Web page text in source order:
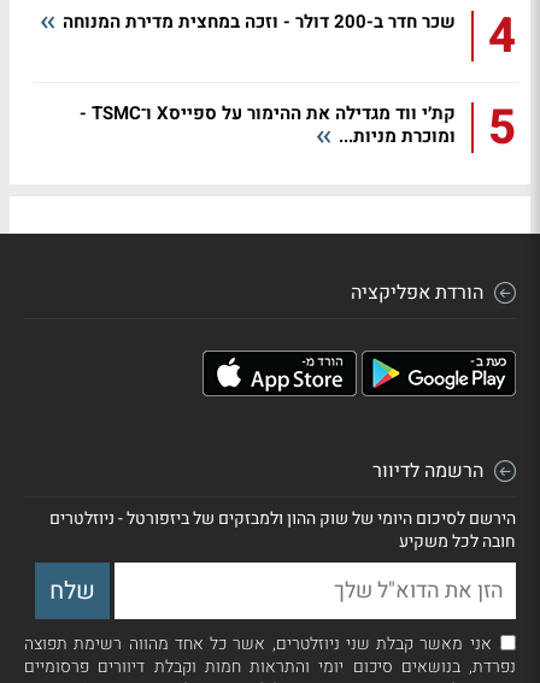
4 שכר חדר ב-200 דולר - וזכה במחצית מדירת המנוחה
5
קת׳י ווד מגדילה את ההימור על ספייסX ו־TSMC -
ומוכרת מניות...
הורדת אפליקציה
הרשמה לדיוור
הירשם לסיכום היומי של שוק ההון ולמבזקים של ביזפורטל - ניוזלטרים
חובה לכל משקיע
אני מאשר קבלת שני ניוזלטרים, אשר כל אחד מהווה רשימת תפוצה
נפרדת, בנושאים סיכום יומי והתראות חמות וקבלת דיוורים פרסומיים